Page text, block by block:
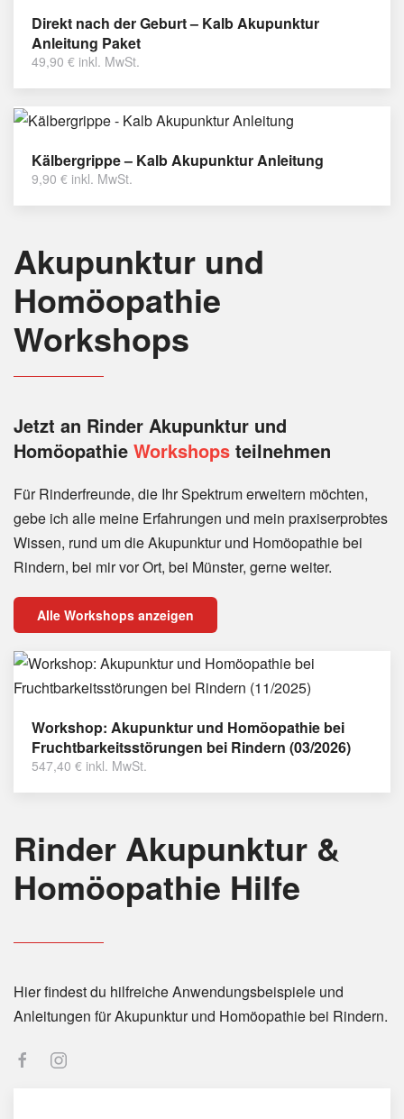
Direkt nach der Geburt – Kalb Akupunktur
Anleitung Paket
49,90 € inkl. MwSt.
Kälbergrippe – Kalb Akupunktur Anleitung
9,90 € inkl. MwSt.
Akupunktur und
Homöopathie
Workshops
Jetzt an Rinder Akupunktur und
Homöopathie Workshops teilnehmen
Für Rinderfreunde, die Ihr Spektrum erweitern möchten,
gebe ich alle meine Erfahrungen und mein praxiserprobtes
Wissen, rund um die Akupunktur und Homöopathie bei
Rindern, bei mir vor Ort, bei Münster, gerne weiter.
Alle Workshops anzeigen
Workshop: Akupunktur und Homöopathie bei
Fruchtbarkeitsstörungen bei Rindern (03/2026)
547,40 € inkl. MwSt.
Rinder Akupunktur &
Homöopathie Hilfe
Hier findest du hilfreiche Anwendungsbeispiele und
Anleitungen für Akupunktur und Homöopathie bei Rindern.